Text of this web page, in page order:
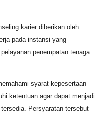
karier diberikan oleh
pada instansi yang
penempatan tenaga
syarat kepesertaan
ketentuan agar dapat menjadi
Persyaratan tersebut